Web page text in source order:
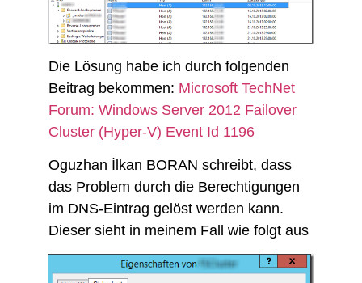
Die Lösung habe ich durch folgenden
Beitrag bekommen: Microsoft TechNet
Forum: Windows Server 2012 Failover
Cluster (Hyper-V) Event Id 1196
Oguzhan İlkan BORAN schreibt, dass
das Problem durch die Berechtigungen
im DNS-Eintrag gelöst werden kann.
Dieser sieht in meinem Fall wie folgt aus